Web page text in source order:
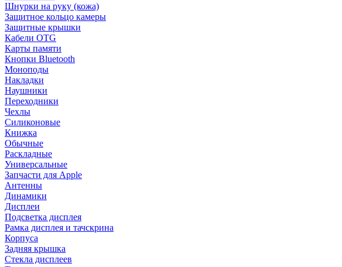
Шнурки на руку (кожа)
Защитное кольцо камеры
Защитные крышки
Кабели OTG
Карты памяти
Кнопки Bluetooth
Моноподы
Накладки
Наушники
Переходники
Чехлы
Силиконовые
Книжка
Обычные
Раскладные
Универсальные
Запчасти для Apple
Антенны
Динамики
Дисплеи
Подсветка дисплея
Рамка дисплея и тачскрина
Корпуса
Задняя крышка
Стекла дисплеев